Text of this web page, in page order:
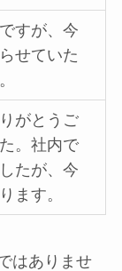
すが、今
せていた
がとうご
。社内で
たが、今
ます。
はありませ